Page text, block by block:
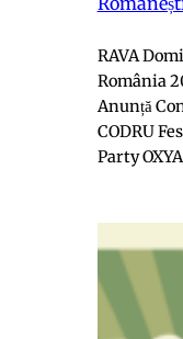
RAVA
România
Anunță
CODRU
Party